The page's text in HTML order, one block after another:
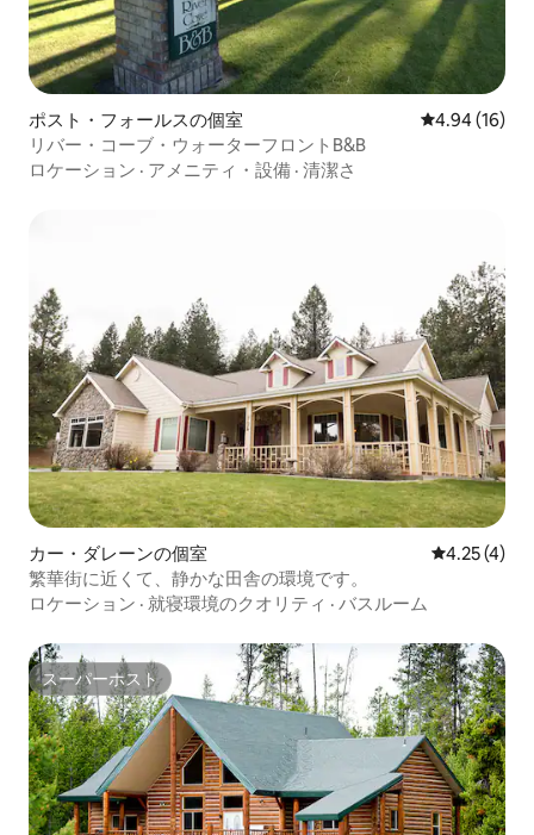
ポスト・フォールスの個室 レビュー16
4.94 (16)
リバー・コーブ・ウォーターフロントB&B
ロケーション · アメニティ・設備 · 清潔さ
カー・ダレーンの個室 レビュー4
4.25 (4)
繁華街に近くて、静かな田舎の環境です。
ロケーション · 就寝環境のクオリティ · バスルーム
スーパーホスト
スーパーホスト